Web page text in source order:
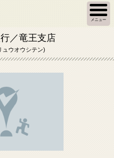
メニュー
／竜王支店
ュウオウシテン)